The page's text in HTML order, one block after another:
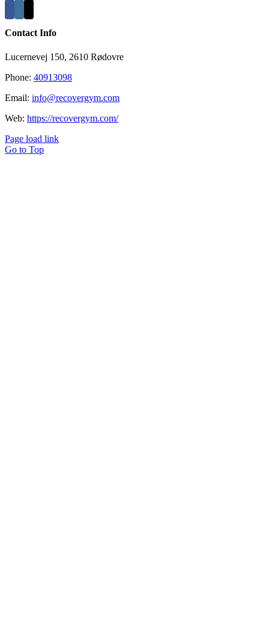
Contact Info
Lucernevej 150, 2610 Rødovre
Phone: 40913098
Email: info@recovergym.com
Web: https://recovergym.com/
Page load link
Go to Top